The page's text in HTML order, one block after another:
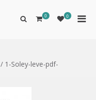
Afficher0 0
/ 1-Soley-leve-pdf-